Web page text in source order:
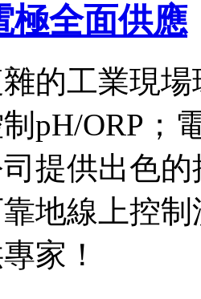
極全面供應
的工業現
pH/ORP；
提供出色
地線上控
家！